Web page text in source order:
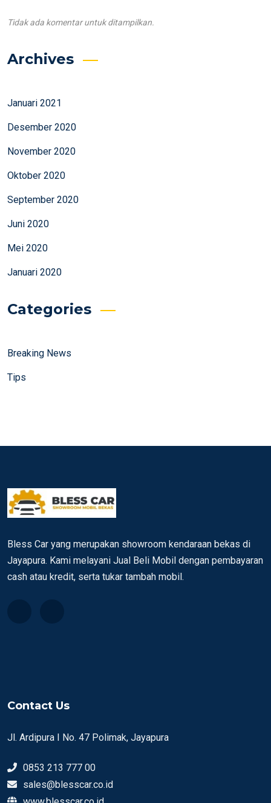
Tidak ada komentar untuk ditampilkan.
Archives
Januari 2021
Desember 2020
November 2020
Oktober 2020
September 2020
Juni 2020
Mei 2020
Januari 2020
Categories
Breaking News
Tips
Bless Car yang merupakan showroom kendaraan bekas di
Jayapura. Kami melayani Jual Beli Mobil dengan pembayaran
cash atau kredit, serta tukar tambah mobil.
Contact Us
Jl. Ardipura I No. 47 Polimak, Jayapura
0853 213 777 00
sales@blesscar.co.id